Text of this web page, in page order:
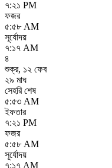
৭:২১ PM
ফজর
৫:৫৮ AM
সূর্যোদয়
৭:১৭ AM
৪
শুক্র, ১২ ফেব
২৯ মাঘ
সেহরি শেষ
৫:৫৩ AM
ইফতার
৭:২১ PM
ফজর
৫:৫৮ AM
সূর্যোদয়
৭:১৭ AM